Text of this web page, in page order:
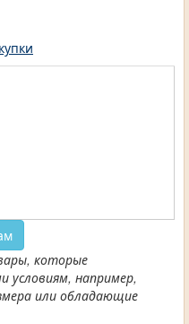
которые
например,
или обладающие